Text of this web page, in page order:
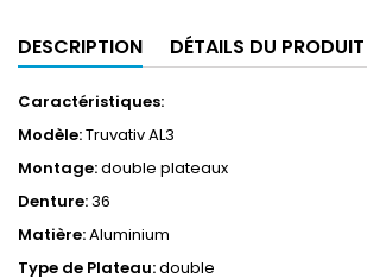
DESCRIPTION DÉTAILS DU PRODUIT
Caractéristiques:
Modèle:Truvativ AL3
Montage:double plateaux
Denture:36
Matière:Aluminium
Type de Plateau:double